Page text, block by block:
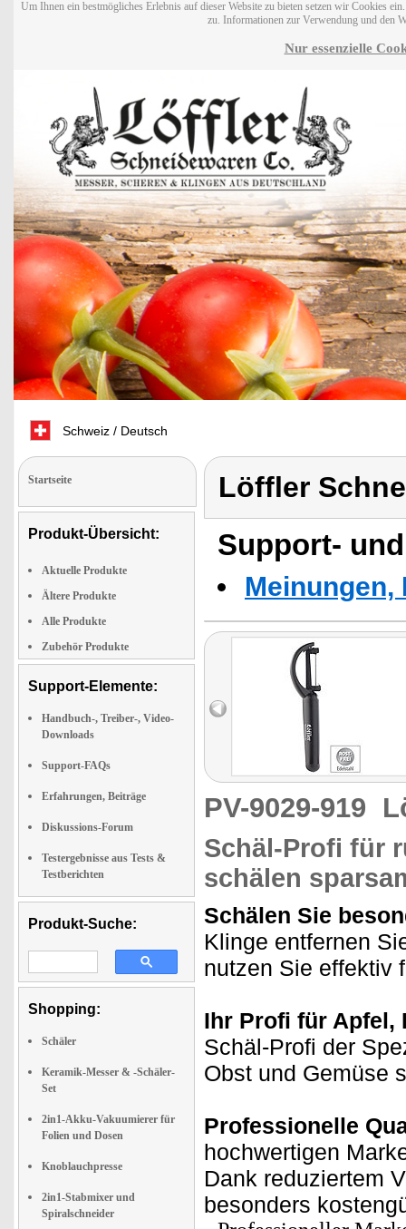
Um Ihnen ein bestmögliches Erlebnis auf dieser Website zu bieten setzen wir Cookies
zu. Informationen zur Verwendung und den
Nur essenzielle
Schweiz / Deutsch
Startseite
Produkt-Übersicht:
Aktuelle Produkte
Ältere Produkte
Alle Produkte
Zubehör Produkte
Support-Elemente:
Handbuch-, Treiber-, Video-
Downloads
Support-FAQs
Erfahrungen, Beiträge
Diskussions-Forum
Testergebnisse aus Tests &
Testberichten
Produkt-Suche:
Shopping:
Schäler
Keramik-Messer & -Schäler-
Set
2in1-Akku-Vakuumierer für
Folien und Dosen
Knoblauchpresse
2in1-Stabmixer und
Spiralschneider
Löffler
Support-
PV-9029-919
Schäl-Profi für
schälen
Schälen Sie
Klinge entfernen
nutzen Sie effektiv
Ihr Profi für Apfel,
Schäl-Profi der
Obst und Gemüse
Professionelle
hochwertigen
Dank reduziertem
besonders